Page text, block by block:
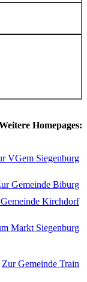
Homepages:
VGem Siegenburg
Gemeinde Biburg
Kirchdorf
Markt Siegenburg
Zur Gemeinde Train